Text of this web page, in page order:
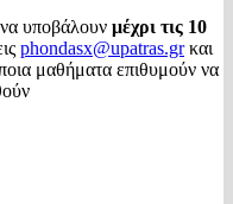
να υποβάλουν μέχρι τις 10
phondasx@upatras.grκαι
μαθήματα επιθυμούν να